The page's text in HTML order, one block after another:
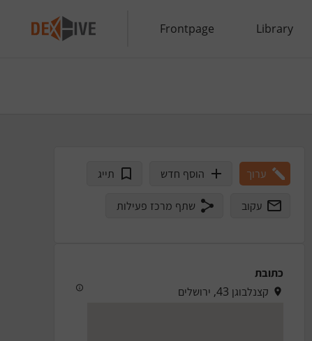
Frontpage Library
ערוך הוסף חדש תייג
עקוב שתף מרכז פעילות
כתובת
קצנלבוגן 43, ירושלים